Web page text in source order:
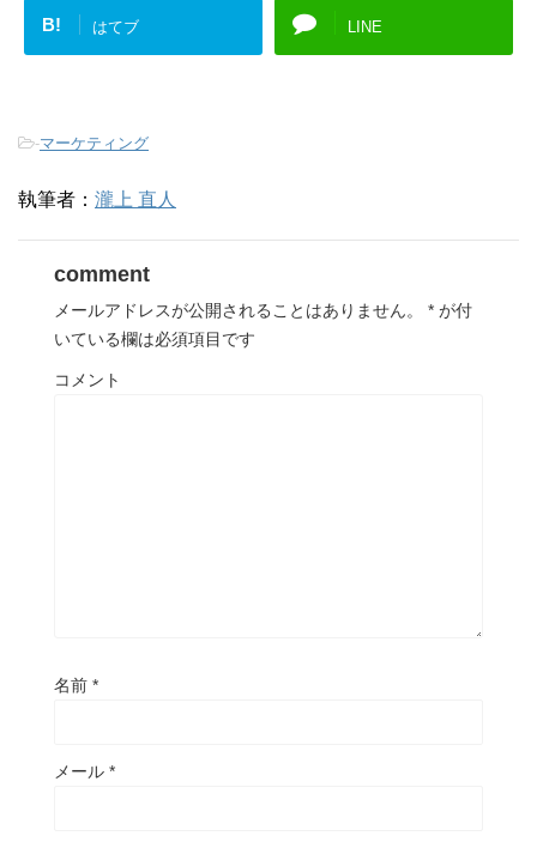
B! はてブ LINE
-マーケティング
執筆者： 瀧上 直人
comment
メールアドレスが公開されることはありません。 * が付
いている欄は必須項目です
コメント
名前 *
メール *